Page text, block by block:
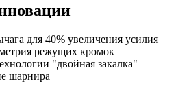
для 40% увеличения усилия
режущих кромок
"двойная закалка"
шарнира